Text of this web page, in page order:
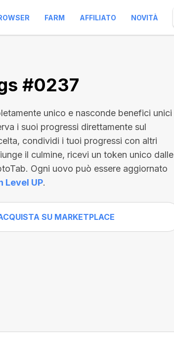
FARM AFFILIATO NOVITÀ
#0237
unico e nasconde benefici unici
i suoi progressi direttamente sul
condividi i tuoi progressi con altri
il culmine, ricevi un token unico dalle
Ogni uovo può essere aggiornato
Level UP.
SU MARKETPLACE